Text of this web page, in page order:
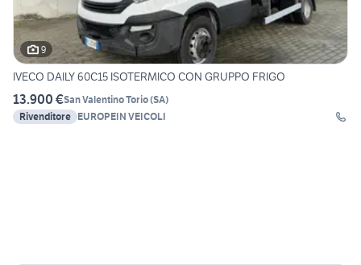
9
IVECO DAILY 60C15 ISOTERMICO CON GRUPPO FRIGO
13.900 €San Valentino Torio(SA)
Rivenditore EUROPEIN VEICOLI